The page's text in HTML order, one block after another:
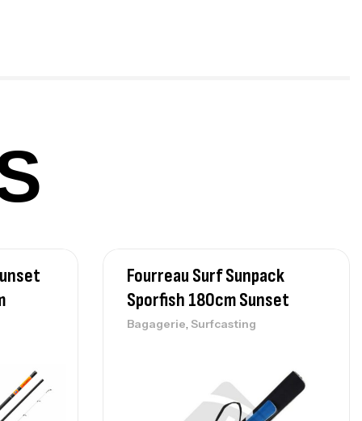
3 Branches Inox T26S/35
bateau
Sunset Beachstriker Surf Hybrid
Cm 100-250 G
Sunset Secret Cove 450 Cm 100
Fourreau Surf Sunpack
Sporfish 180cm Sunset
Bagagerie, Surfcasting